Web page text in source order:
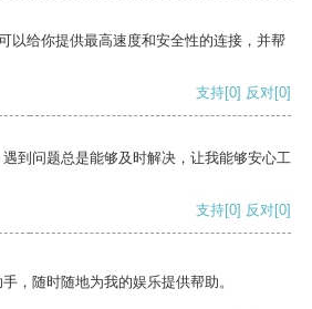
以给你提供最高速度和安全性的连接，并帮
支持[0] 反对[0]
到问题总是能够及时解决，让我能够安心工
支持[0] 反对[0]
，随时随地为我的娱乐提供帮助。